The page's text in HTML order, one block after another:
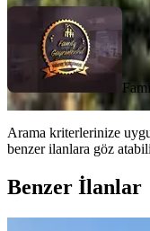
Arama kriterlerinize
benzer ilanlara göz
Benzer İlanlar